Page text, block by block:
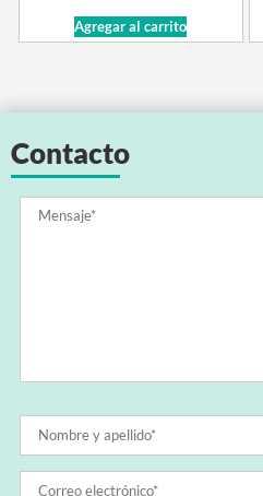
Agregar al carrito
Contacto